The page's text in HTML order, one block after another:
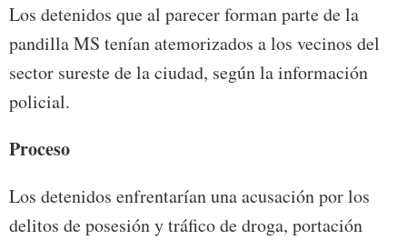
Los detenidos que al parecer forman parte de la
pandilla MS tenían atemorizados a los vecinos del
sector sureste de la ciudad, según la información
policial.
Proceso
Los detenidos enfrentarían una acusación por los
delitos de posesión y tráfico de droga, portación